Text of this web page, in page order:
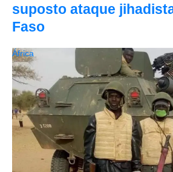
suposto ataque
Faso
África